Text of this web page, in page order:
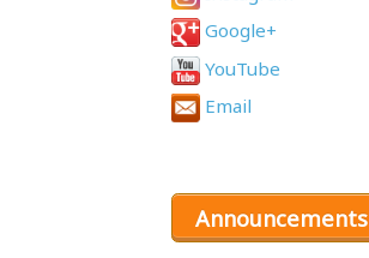
Google+
YouTube
Email
Announcements